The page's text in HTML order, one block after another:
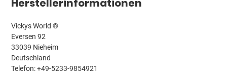
Herstellerinformationen
Vickys World ®
Eversen 92
33039 Nieheim
Deutschland
Telefon: +49-5233-9854921